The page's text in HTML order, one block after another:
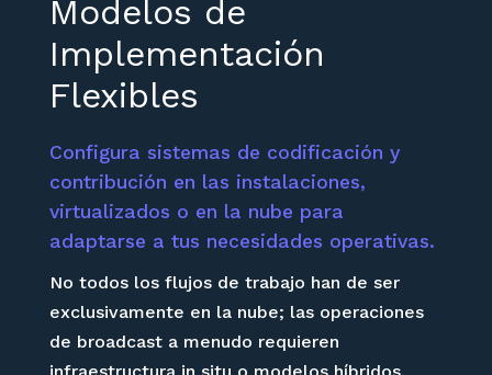
Modelos de
Implementación
Flexibles
Configura sistemas de codificación y
contribución en las instalaciones,
virtualizados o en la nube para
adaptarse a tus necesidades operativas.
No todos los flujos de trabajo han de ser
exclusivamente en la nube; las operaciones
de broadcast a menudo requieren